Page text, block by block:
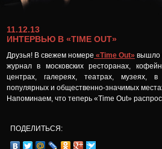
11.12.13
ИНТЕРВЬЮ В «TIME OUT»
Друзья! В свежем номере «Time Out» вышло
журнал в московских ресторанах,
центрах, галереях, театрах, музеях,
популярных и общественно-значимых
Напоминаем, что теперь «Time Out»
ПОДЕЛИТЬСЯ: